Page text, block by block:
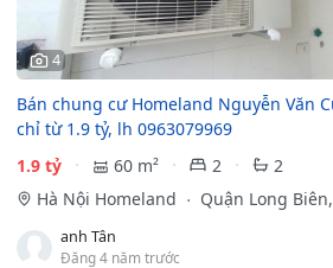
4
Bán chung cư Homeland Nguyễn Văn
chỉ từ 1.9 tỷ, lh 0963079969
1.9 tỷ
60 m² 2
2
Hà Nội Homeland
Quận Long
anh Tân
Đăng 4 năm trước